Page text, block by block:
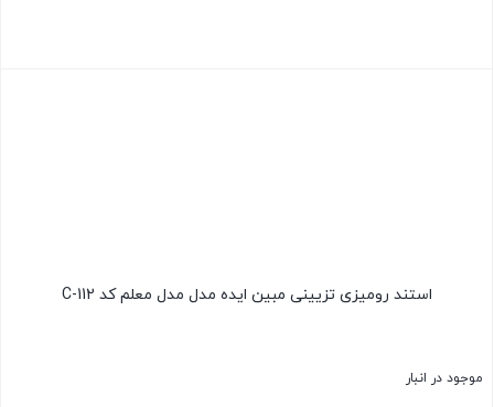
استند رومیزی تزیینی مبین ایده مدل مدل معلم کد C-112
موجود در انبار